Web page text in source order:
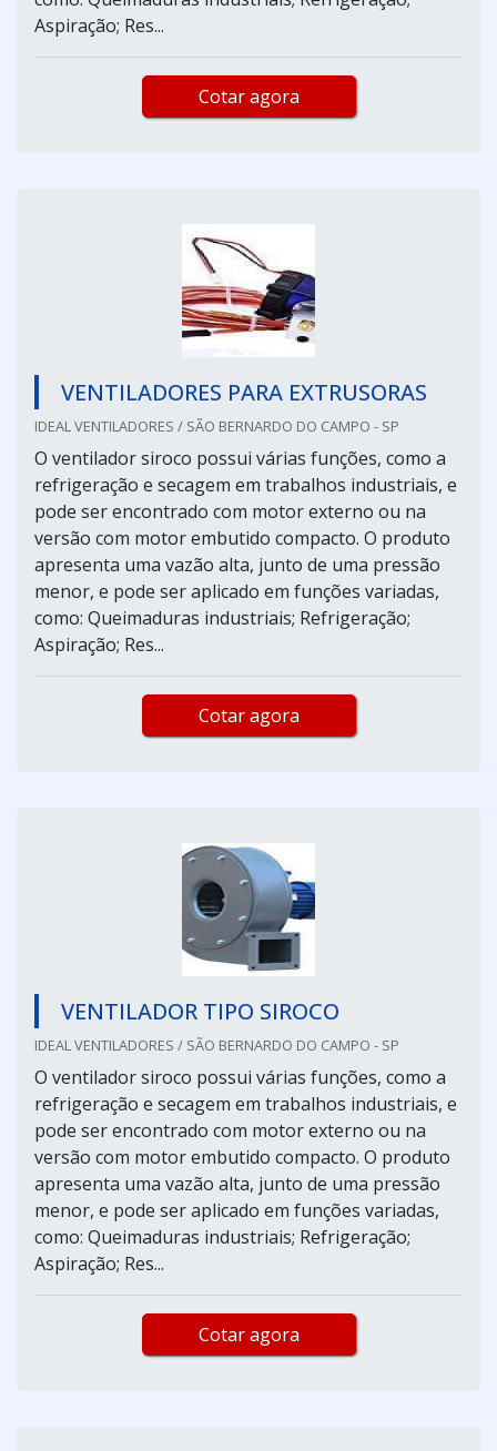
Aspiração; Res...
Cotar agora
VENTILADORES PARA EXTRUSORAS
IDEAL VENTILADORES / SÃO BERNARDO DO CAMPO - SP
O ventilador siroco possui várias funções, como a
refrigeração e secagem em trabalhos industriais, e
pode ser encontrado com motor externo ou na
versão com motor embutido compacto. O produto
apresenta uma vazão alta, junto de uma pressão
menor, e pode ser aplicado em funções variadas,
como: Queimaduras industriais; Refrigeração;
Aspiração; Res...
Cotar agora
VENTILADOR TIPO SIROCO
IDEAL VENTILADORES / SÃO BERNARDO DO CAMPO - SP
O ventilador siroco possui várias funções, como a
refrigeração e secagem em trabalhos industriais, e
pode ser encontrado com motor externo ou na
versão com motor embutido compacto. O produto
apresenta uma vazão alta, junto de uma pressão
menor, e pode ser aplicado em funções variadas,
como: Queimaduras industriais; Refrigeração;
Aspiração; Res...
Cotar agora